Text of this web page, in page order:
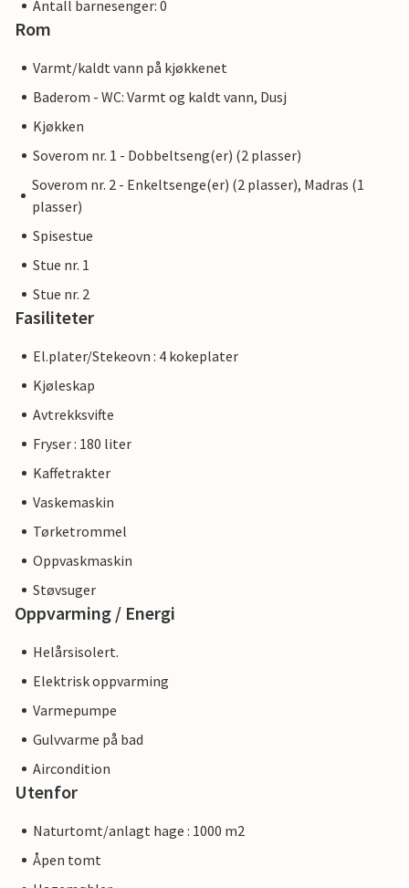
Antall barnesenger: 0
Rom
Varmt/kaldt vann på kjøkkenet
Baderom - WC: Varmt og kaldt vann, Dusj
Kjøkken
Soverom nr. 1 - Dobbeltseng(er) (2 plasser)
Soverom nr. 2 - Enkeltsenge(er) (2 plasser), Madras (1
plasser)
Spisestue
Stue nr. 1
Stue nr. 2
Fasiliteter
El.plater/Stekeovn : 4 kokeplater
Kjøleskap
Avtrekksvifte
Fryser : 180 liter
Kaffetrakter
Vaskemaskin
Tørketrommel
Oppvaskmaskin
Støvsuger
Oppvarming / Energi
Helårsisolert.
Elektrisk oppvarming
Varmepumpe
Gulvvarme på bad
Aircondition
Utenfor
Naturtomt/anlagt hage : 1000 m2
Åpen tomt